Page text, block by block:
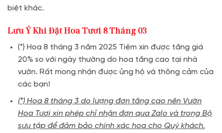
biệt khác.
Lưu Ý Khi Đặt Hoa Tươi 8 Tháng 03
(*) Hoa 8 tháng 3 năm 2025 Tiệm xin được tăng giá
20% so với ngày thường do hoa tăng cao tại nhà
vườn. Rất mong nhận được ủng hộ và thông cảm của
các bạn!
(*) Hoa 8 tháng 3 do lượng đơn tăng cao nên Vườn
Hoa Tươi xin phép chỉ nhận đơn qua Zalo và trong Bộ
sưu tập để đảm bảo chính xác hoa cho Quý khách.